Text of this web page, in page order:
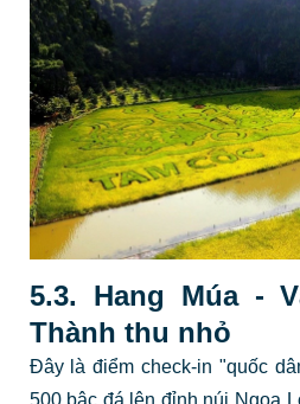
5.3. Hang Múa -
Thành thu nhỏ
Đây là điểm check-in "quốc
500 bậc đá lên đỉnh núi Ngọa